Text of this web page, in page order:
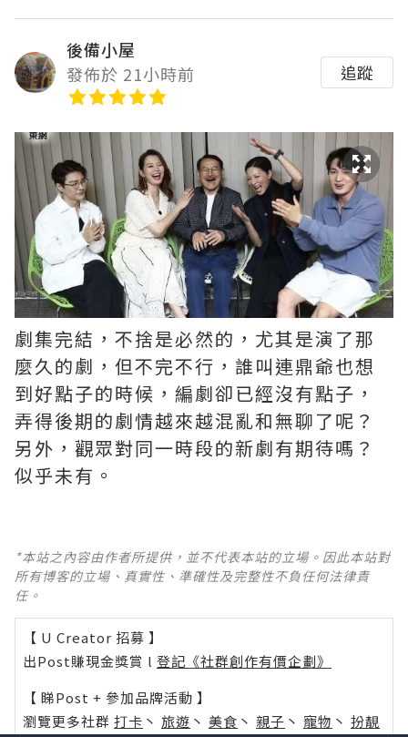
後備小屋
發佈於 21小時前
追蹤
劇集完結，不捨是必然的，尤其是演了那
麼久的劇，但不完不行，誰叫連鼎爺也想
到好點子的時候，編劇卻已經沒有點子，
弄得後期的劇情越來越混亂和無聊了呢？ ​​​
另外，觀眾對同一時段的新劇有期待嗎？
似乎未有。
*本站之內容由作者所提供，並不代表本站的立場。因此本站對
所有博客的立場、真實性、準確性及完整性不負任何法律責
任。
【 U Creator 招募 】
出Post賺現金獎賞 l 登記《社群創作有價企劃》
【 睇Post + 參加品牌活動 】
瀏覽更多社群 打卡 丶 旅遊 丶 美食 丶 親子 丶 寵物 丶 扮靚